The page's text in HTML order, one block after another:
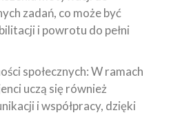
zadań, co może być
i powrotu do pełni
społecznych: W ramach
uczą się również
i współpracy, dzięki